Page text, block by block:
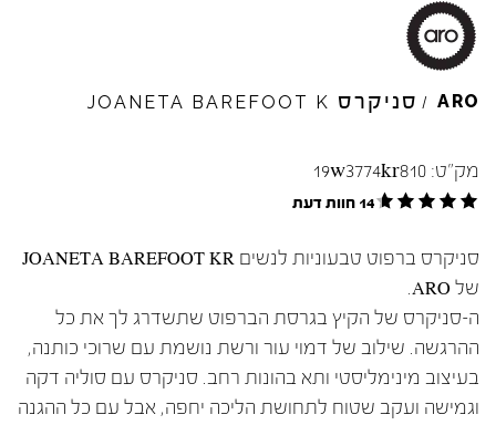
ARO
/ סניקרס JOANETA BAREFOOT K
מק"ט: 19w3774kr810
14 חוות דעת
סניקרס ברפוט טבעוניות לנשים JOANETA BAREFOOT KR
של ARO.
ה-סניקרס של הקיץ בגרסת הברפוט שתשדרג לך את כל
ההרגשה. שילוב של דמוי עור ורשת נושמת עם שרוכי כותנה,
בעיצוב מינימליסטי ותא בהונות רחב. סניקרס עם סוליה דקה
וגמישה ועקב שטוח לתחושת הליכה יחפה, אבל עם כל ההגנה